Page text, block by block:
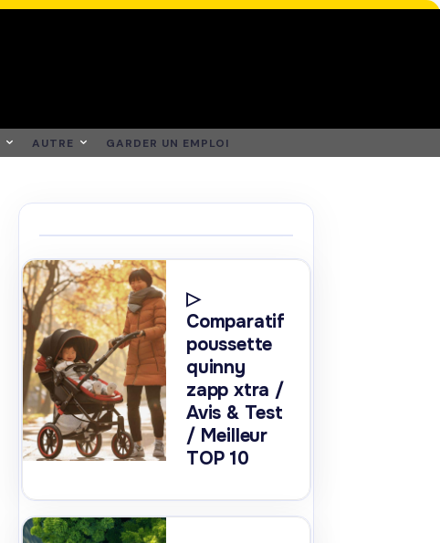
AUTRE GARDER UN EMPLOI
▷
Comparatif
poussette
quinny
zapp xtra /
Avis & Test
/ Meilleur
TOP 10